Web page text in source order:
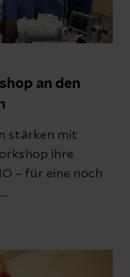
an den
stärken mit
ihre
– für eine noch